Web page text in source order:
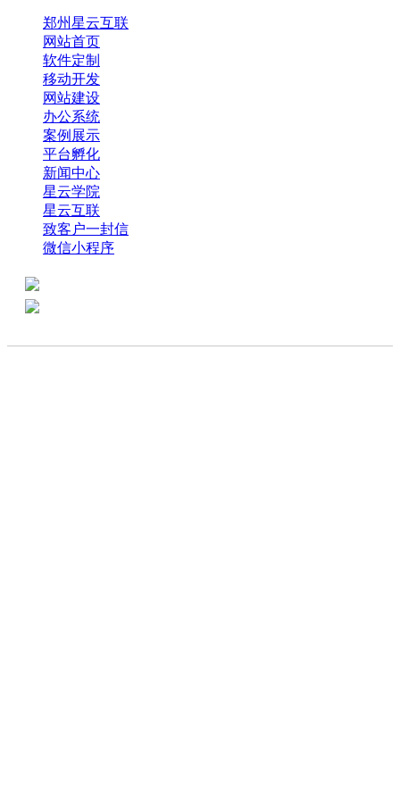
郑州星云互联
网站首页
软件定制
移动开发
网站建设
办公系统
案例展示
平台孵化
新闻中心
星云学院
星云互联
致客户一封信
微信小程序